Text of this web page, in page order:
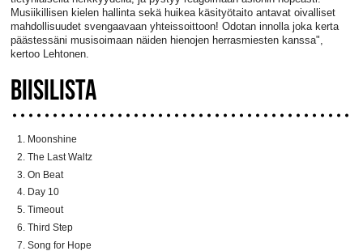
Musiikillisen kielen hallinta sekä huikea käsityötaito antavat oivalliset
mahdollisuudet svengaavaan yhteissoittoon! Odotan innolla joka kerta
päästessäni musisoimaan näiden hienojen herrasmiesten kanssa",
kertoo Lehtonen.
BIISILISTA
Moonshine
The Last Waltz
On Beat
Day 10
Timeout
Third Step
Song for Hope